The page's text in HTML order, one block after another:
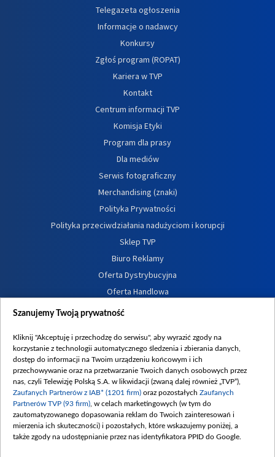
Telegazeta ogłoszenia
Informacje o nadawcy
Konkursy
Zgłoś program (ROPAT)
Kariera w TVP
Kontakt
Centrum informacji TVP
Komisja Etyki
Program dla prasy
Dla mediów
Serwis fotograficzny
Merchandising (znaki)
Polityka Prywatności
Polityka przeciwdziałania nadużyciom i korupcji
Sklep TVP
Biuro Reklamy
Oferta Dystrybucyjna
Oferta Handlowa
Dostępność
Procedura zgłoszeń wewnętrznych
Szanujemy Twoją prywatność
Kliknij "Akceptuję i przechodzę do serwisu", aby wyrazić zgody na
korzystanie z technologii automatycznego śledzenia i zbierania danych,
dostęp do informacji na Twoim urządzeniu końcowym i ich
przechowywanie oraz na przetwarzanie Twoich danych osobowych przez
nas, czyli Telewizję Polską S.A. w likwidacji (zwaną dalej również „TVP”),
Zaufanych Partnerów z IAB* (1201 firm) oraz pozostałych Zaufanych
Partnerów TVP (93 firm) , w celach marketingowych (w tym do
zautomatyzowanego dopasowania reklam do Twoich zainteresowań i
mierzenia ich skuteczności) i pozostałych, które wskazujemy poniżej, a
także zgody na udostępnianie przez nas identyfikatora PPID do Google.